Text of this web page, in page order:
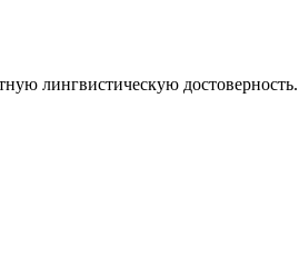
лингвистическую достоверность.